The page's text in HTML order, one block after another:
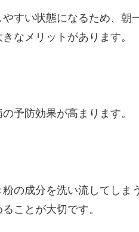
すい状態になるため、朝
なメリットがあります。
予防効果が高まります。
の成分を洗い流してしま
ことが大切です。